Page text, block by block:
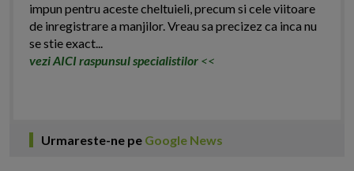
impun pentru aceste cheltuieli, precum si cele viitoare
de inregistrare a manjilor. Vreau sa precizez ca inca nu
se stie exact...
vezi AICI raspunsul specialistilor <<
Urmareste-ne pe Google News